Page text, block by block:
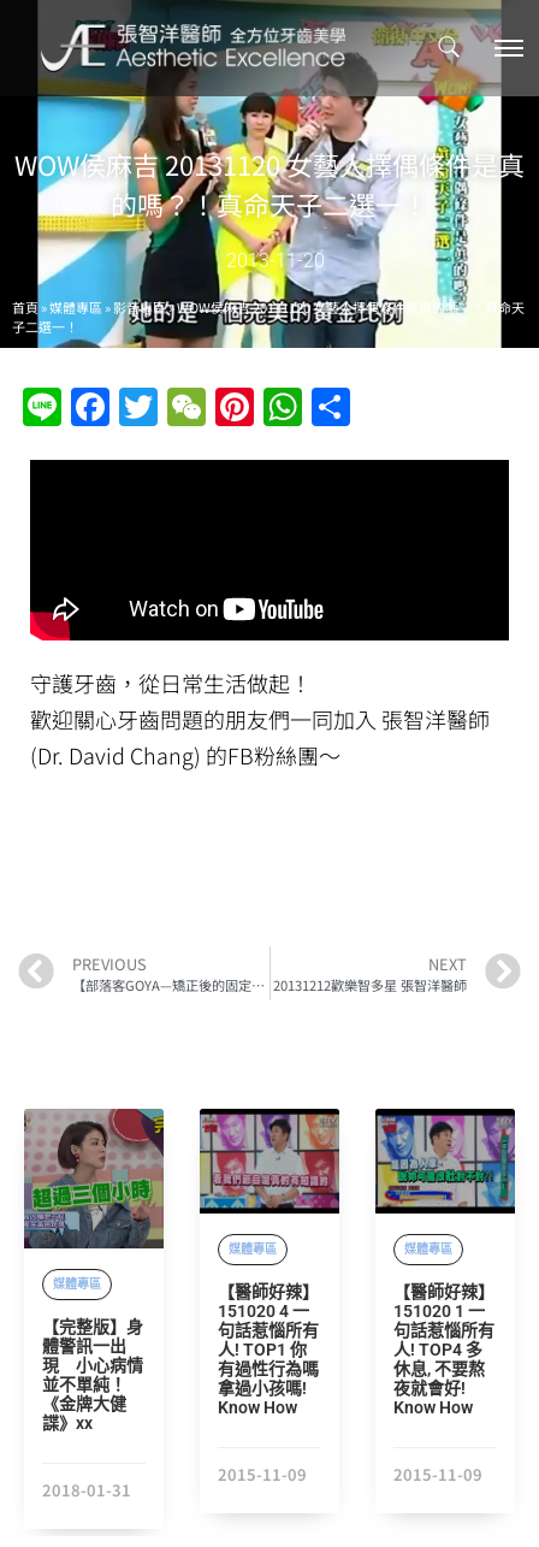
WOW侯麻吉 20131120 女藝人擇偶條件是真
的嗎？！真命天子二選一！
2013-11-20
首頁 »媒體專區 »影音專區»WOW侯麻吉 20131120 女藝人擇偶條件是真的嗎？！真命天
子二選一！
LineFacebook
Twitter
WeChat
Pinterest
WhatsApp
享
守護牙齒，從日常生活做起！
歡迎關心牙齒問題的朋友們一同加入 張智洋醫師
(Dr. David Chang) 的FB粉絲團～
PREVIOUS
【部落客GOYA—矯正後的固定器】
NEXT
20131212歡樂智多星 張智洋醫師
媒體專區
【完整版】身
體警訊一出
現 小心病情
並不單純！
《金牌大健
諜》xx
2018-01-31
媒體專區
【醫師好辣】
151020 4 一
句話惹惱所有
人! TOP1 你
有過性行為嗎
拿過小孩嗎!
Know How
2015-11-09
媒體專區
【醫師好辣】
151020 1 一
句話惹惱所有
人! TOP4 多
休息, 不要熬
夜就會好!
Know How
2015-11-09